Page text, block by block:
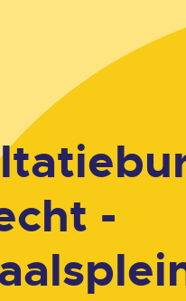
-